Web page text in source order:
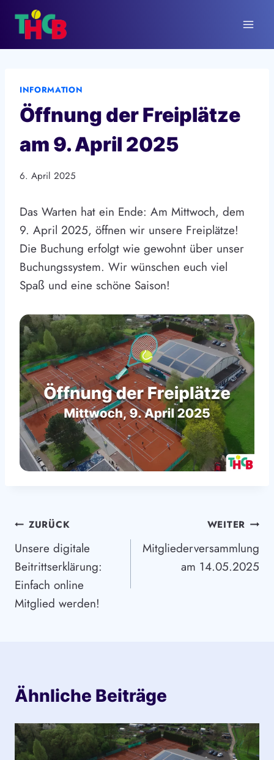
springen
INFORMATION
Öffnung der Freiplätze
am 9. April 2025
6. April 2025
Das Warten hat ein Ende: Am Mittwoch, dem
9. April 2025, öffnen wir unsere Freiplätze!
Die Buchung erfolgt wie gewohnt über unser
Buchungssystem. Wir wünschen euch viel
Spaß und eine schöne Saison!
Beitragsnavigation
ZURÜCK
Unsere digitale
Beitrittserklärung:
Einfach online
Mitglied werden!
WEITER
Mitgliederversammlung
am 14.05.2025
Ähnliche Beiträge